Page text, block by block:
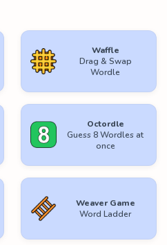
Waffle
Drag & Swap
Wordle
Octordle
Guess 8 Wordles at
once
Weaver Game
Word Ladder